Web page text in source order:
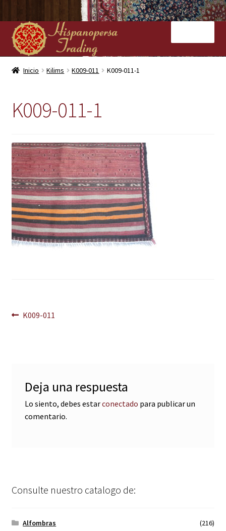
Ir
a
la
navegación
Ir
al
contenido
Inicio
Kilims
Contacto
Inicio Kilims K009-011 K009-011-1
K009-011-1
Navegación
Anterior:
K009-011
Deja una respuesta
Lo siento, debes estarconectado para publicar un
comentario.
Consulte nuestro catalogo de:
Alfombras
(216)